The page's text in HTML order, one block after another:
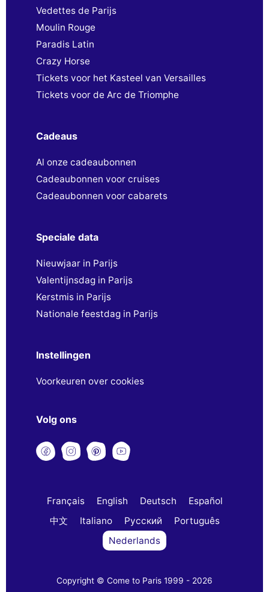
Vedettes de Parijs
Moulin Rouge
Paradis Latin
Crazy Horse
Tickets voor het Kasteel van Versailles
Tickets voor de Arc de Triomphe
Cadeaus
Al onze cadeaubonnen
Cadeaubonnen voor cruises
Cadeaubonnen voor cabarets
Speciale data
Nieuwjaar in Parijs
Valentijnsdag in Parijs
Kerstmis in Parijs
Nationale feestdag in Parijs
Instellingen
Voorkeuren over cookies
Volg ons
Français English Deutsch
Español
中文
Italiano Русский
Português
Nederlands
Copyright © Come to Paris 1999 - 2026